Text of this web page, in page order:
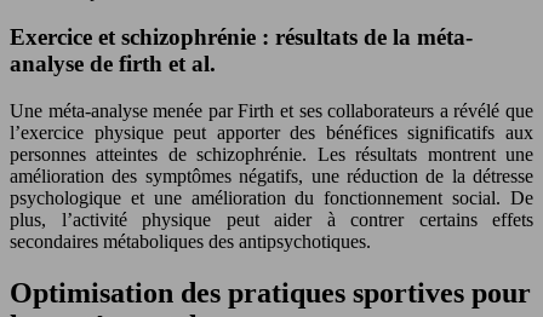
Exercice et schizophrénie : résultats de la méta-
analyse de firth et al.
Une méta-analyse menée par Firth et ses collaborateurs a révélé que
l’exercice physique peut apporter des bénéfices significatifs aux
personnes atteintes de schizophrénie. Les résultats montrent une
amélioration des symptômes négatifs, une réduction de la détresse
psychologique et une amélioration du fonctionnement social. De
plus, l’activité physique peut aider à contrer certains effets
secondaires métaboliques des antipsychotiques.
Optimisation des pratiques sportives pour